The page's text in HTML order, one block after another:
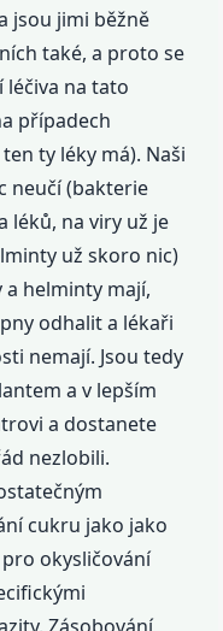
jsou jimi běžně
také, a proto se
léčiva na tato
případech
ty léky má). Naši
neučí (bakterie
léků, na viry už je
už skoro nic)
helminty mají,
odhalit a lékaři
nemají. Jsou tedy
a v lepším
a dostanete
nezlobili.
cukru jako jako
okysličování